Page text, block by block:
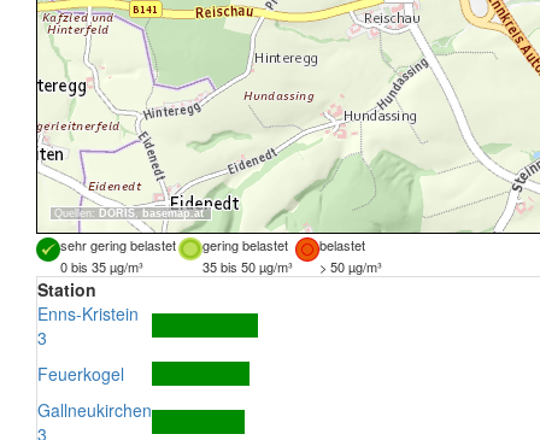
Quellen: DORIS, basemap.at
sehr gering belastet gering belastet
belastet
0 bis 35 µg/m³
35 bis 50 µg/m³ > 50 µg/m³
Station
Enns-Kristein
3
Feuerkogel
Gallneukirchen
3